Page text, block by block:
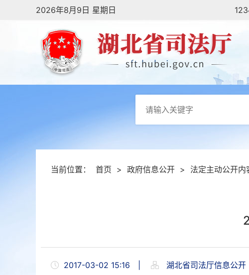
2026年8月9日 星期日
当前位置： 首页 > 政府信息公开 > 法定主动公开内
2017-03-02 15:16 湖北省司法厅信息公开